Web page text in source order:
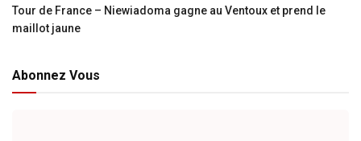
Tour de France – Niewiadoma gagne au Ventoux et prend le
maillot jaune
Abonnez Vous